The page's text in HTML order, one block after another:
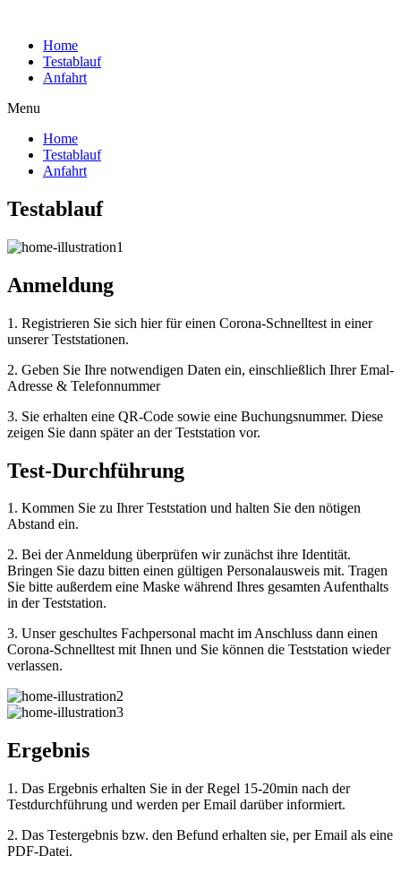
Home
Testablauf
Anfahrt
Menu
Home
Testablauf
Anfahrt
Testablauf
Anmeldung
1. Registrieren Sie sich hier für einen Corona-Schnelltest in einer
unserer Teststationen.
2. Geben Sie Ihre notwendigen Daten ein, einschließlich Ihrer Emal-
Adresse & Telefonnummer
3. Sie erhalten eine QR-Code sowie eine Buchungsnummer. Diese
zeigen Sie dann später an der Teststation vor.
Test-Durchführung
1. Kommen Sie zu Ihrer Teststation und halten Sie den nötigen
Abstand ein.
2. Bei der Anmeldung überprüfen wir zunächst ihre Identität.
Bringen Sie dazu bitten einen gültigen Personalausweis mit. Tragen
Sie bitte außerdem eine Maske während Ihres gesamten Aufenthalts
in der Teststation.
3. Unser geschultes Fachpersonal macht im Anschluss dann einen
Corona-Schnelltest mit Ihnen und Sie können die Teststation wieder
verlassen.
Ergebnis
1. Das Ergebnis erhalten Sie in der Regel 15-20min nach der
Testdurchführung und werden per Email darüber informiert.
2. Das Testergebnis bzw. den Befund erhalten sie, per Email als eine
PDF-Datei.